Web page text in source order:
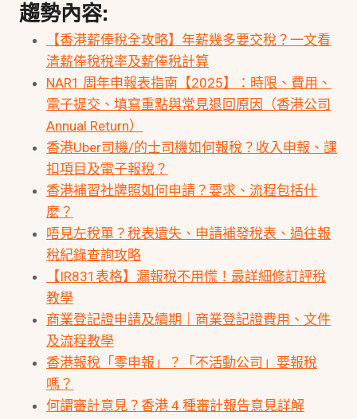
趨勢內容:
【香港薪俸稅全攻略】年薪幾多要交稅？一文看
清薪俸稅稅率及薪俸稅計算
NAR1 周年申報表指南【2025】：時限、費用、
電子提交、填寫重點與常見退回原因（香港公司
Annual Return）
香港Uber司機/的士司機如何報稅？收入申報、課
扣項目及電子報稅？
香港補習社牌照如何申請？要求、流程包括什
麼？
唔見左稅單？稅表遺失、申請補發稅表、過往報
稅紀錄查詢攻略
【IR831表格】漏報稅不用慌！最詳細修訂評稅
教學
商業登記證申請及續期｜商業登記證費用、文件
及流程教學
香港報稅「零申報」？「不活動公司」要報稅
嗎？
何謂審計意見？香港 4 種審計報告意見詳解